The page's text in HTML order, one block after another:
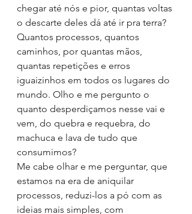
chegar até nós e pior, quantas voltas
o descarte deles dá até ir pra terra?
Quantos processos, quantos
caminhos, por quantas mãos,
quantas repetições e erros
iguaizinhos em todos os lugares do
mundo. Olho e me pergunto o
quanto desperdiçamos nesse vai e
vem, do quebra e requebra, do
machuca e lava de tudo que
consumimos?
Me cabe olhar e me perguntar, que
estamos na era de aniquilar
processos, reduzi-los a pó com as
ideias mais simples, com